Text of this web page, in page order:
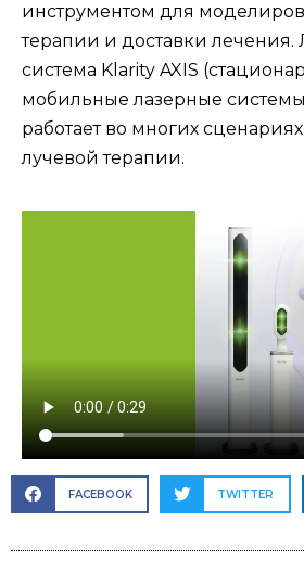
инструментом для
терапии и доставки лечения.
система Klarity AXIS
мобильные лазерные
работает во многих
лучевой терапии.
FACEBOOK TWITTER